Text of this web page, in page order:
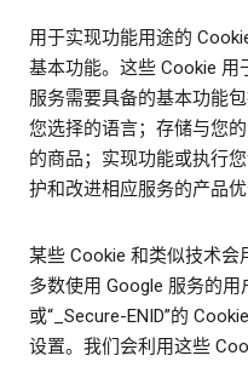
用于实现功能用途的
基本功能。这些 Cookie 用
服务需要具备的基本功能
您选择的语言；存储与您
的商品；实现功能或执行
护和改进相应服务的产品优
某些 Cookie 和类似技术
多数使用 Google 服务的用
或“_Secure-ENID”的
设置。我们会利用这些